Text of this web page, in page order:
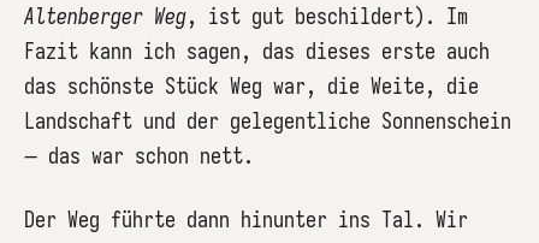
Altenberger Weg, ist gut beschildert). Im
Fazit kann ich sagen, das dieses erste auch
das schönste Stück Weg war, die Weite, die
Landschaft und der gelegentliche Sonnenschein
– das war schon nett.
Der Weg führte dann hinunter ins Tal. Wir